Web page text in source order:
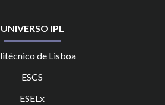
UNIVERSO IPL
de Lisboa
ESCS
ESELx